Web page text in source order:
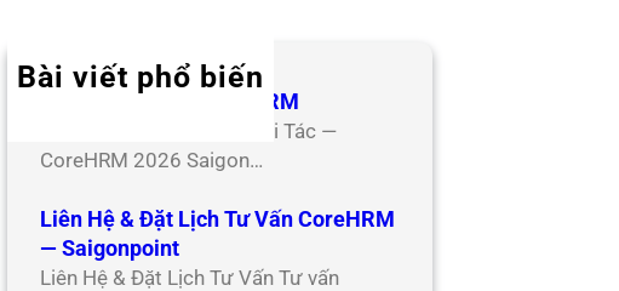
Bài viết phổ biến
Hợp Tác Đối Tác CoreHRM
Chương Trình Hợp Tác Đối Tác —
CoreHRM 2026 Saigon…
Liên Hệ & Đặt Lịch Tư Vấn CoreHRM
— Saigonpoint
Liên Hệ & Đặt Lịch Tư Vấn Tư vấn